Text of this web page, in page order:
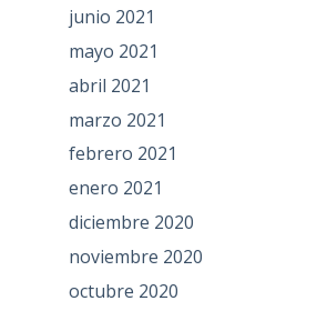
junio 2021
mayo 2021
abril 2021
marzo 2021
febrero 2021
enero 2021
diciembre 2020
noviembre 2020
octubre 2020